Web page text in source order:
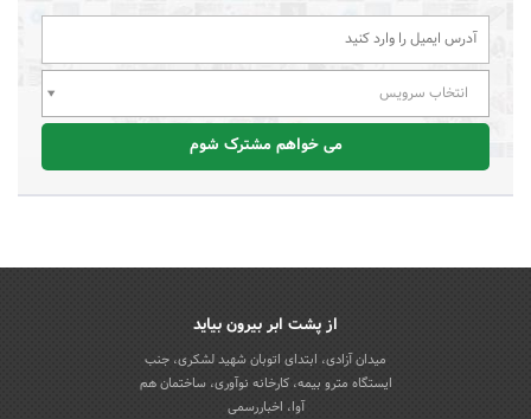
انتخاب سرویس
می خواهم مشترک شوم
از پشت ابر بیرون بیاید
میدان آزادی، ابتدای اتوبان شهید لشکری، جنب
ایستگاه مترو بیمه، کارخانه نوآوری، ساختمان هم
آوا، اخباررسمی